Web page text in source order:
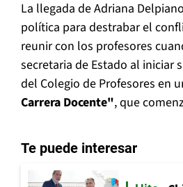
La llegada de Adriana
política para destrabar el
reunir con los profesores
secretaria de Estado al iniciar
del Colegio de Profesores en
Carrera Docente", que
Te puede interesar